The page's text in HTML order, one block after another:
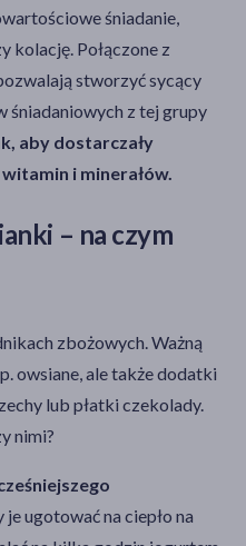
śniadanie,
kolację. Połączone z
stworzyć sycący
śniadaniowych z tej grupy
aby dostarczały
i minerałów.
– na czym
zbożowych. Ważną
owsiane, ale także dodatki
lub płatki czekolady.
nimi?
je ugotować na ciepło na